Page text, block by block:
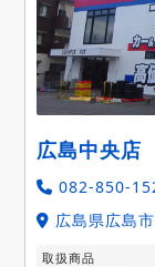
広島中央店
082-850-
広島県広島
取扱商品